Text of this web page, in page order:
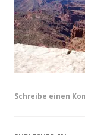
Schreibe einen